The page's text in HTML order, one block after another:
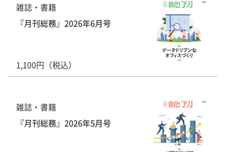
雑誌・書籍
『月刊総務』2026年6月号
1,100円（税込）
雑誌・書籍
『月刊総務』2026年5月号